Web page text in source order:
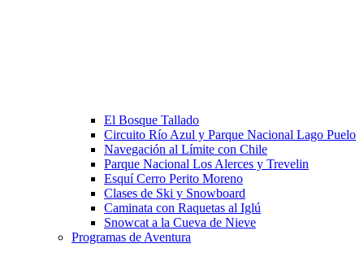
El Bosque Tallado
Circuito Río Azul y Parque Nacional Lago Puelo
Navegación al Límite con Chile
Parque Nacional Los Alerces y Trevelin
Esquí Cerro Perito Moreno
Clases de Ski y Snowboard
Caminata con Raquetas al Iglú
Snowcat a la Cueva de Nieve
Programas de Aventura